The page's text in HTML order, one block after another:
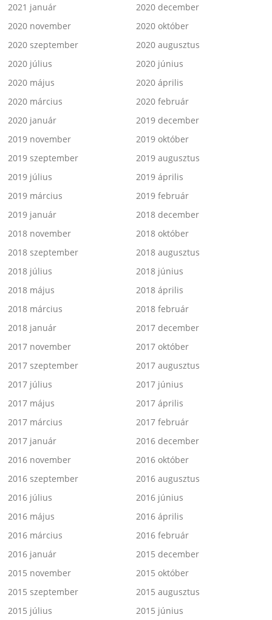
2021 január
2020 december
2020 november
2020 október
2020 szeptember
2020 augusztus
2020 július
2020 június
2020 május
2020 április
2020 március
2020 február
2020 január
2019 december
2019 november
2019 október
2019 szeptember
2019 augusztus
2019 július
2019 április
2019 március
2019 február
2019 január
2018 december
2018 november
2018 október
2018 szeptember
2018 augusztus
2018 július
2018 június
2018 május
2018 április
2018 március
2018 február
2018 január
2017 december
2017 november
2017 október
2017 szeptember
2017 augusztus
2017 július
2017 június
2017 május
2017 április
2017 március
2017 február
2017 január
2016 december
2016 november
2016 október
2016 szeptember
2016 augusztus
2016 július
2016 június
2016 május
2016 április
2016 március
2016 február
2016 január
2015 december
2015 november
2015 október
2015 szeptember
2015 augusztus
2015 július
2015 június